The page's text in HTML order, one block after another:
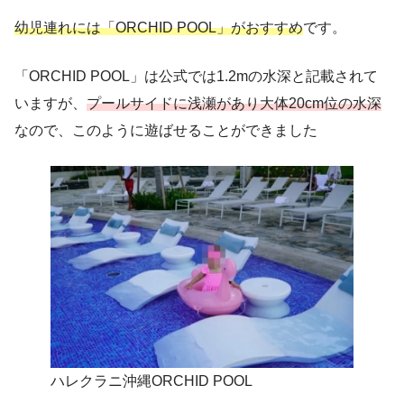
幼児連れには「ORCHID POOL」がおすすめです。
「ORCHID POOL」は公式では1.2mの水深と記載されて
いますが、 プールサイドに浅瀬があり大体20cm位の水深
なので、このように遊ばせることができました
ハレクラニ沖縄ORCHID POOL